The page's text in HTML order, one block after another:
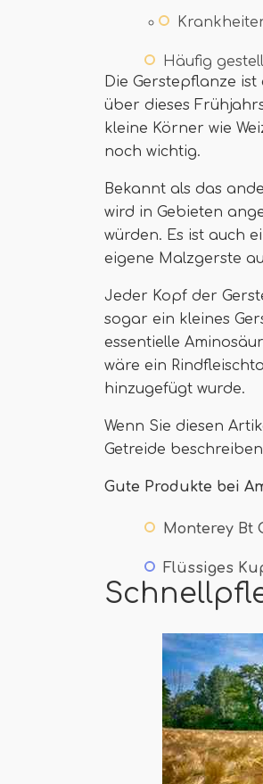
Häufig
Die Gerstepflanze
über dieses
kleine Körner wie
noch wichtig.
Bekannt als das
wird in Gebieten
würden. Es ist auch
eigene Malzgerste
Jeder Kopf der
sogar ein kleines
essentielle
wäre ein
hinzugefügt wurde.
Wenn Sie diesen
Getreide
Gute Produkte bei
Monterey Bt
Flüssiges